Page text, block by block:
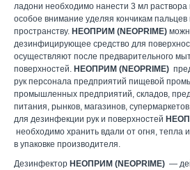
ладони необходимо нанести 3 мл
особое внимание уделяя кончикам
пространству. НЕОПРИМ (NEOPRIME)
дезинфицирующее средство для
осуществляют после предварительного
поверхностей. НЕОПРИМ (NEOPRIME)
рук персонала предприятий пищевой
промышленных предприятий, складов,
питания, рынков, магазинов,
для дезинфекции рук и поверхностей
необходимо хранить вдали от огня, тепла
в упаковке производителя.
Дезинфектор НЕОПРИМ (NEOPRIME) —